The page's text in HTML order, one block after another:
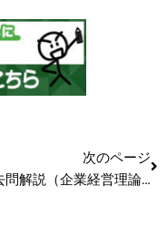
次のページ
【過去問解説（企業経営理論）】R3 第21問 同型化